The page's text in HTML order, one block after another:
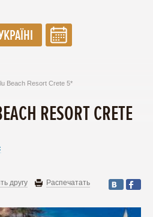
Beach Resort Crete 5*
RESORT CRETE
другу Распечатать